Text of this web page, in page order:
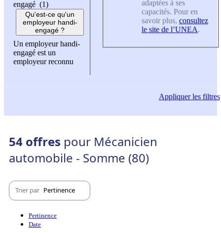
engagé (1)
Qu'est-ce qu'un
employeur handi-
engagé ?
Un employeur handi-
engagé est un
employeur reconnu
adaptées à ses
capacités. Pour en
savoir plus, consultez
le site de l’UNEA.
Appliquerles filtres
54 offres pour Mécanicien
automobile - Somme (80)
Trier par Pertinence
Pertinence
Date